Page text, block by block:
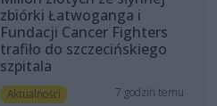
zbiórki Łatwoganga i
Fundacji Cancer Fighters
trafiło do szczecińskiego
szpitala
Aktualności 7 godzin temu